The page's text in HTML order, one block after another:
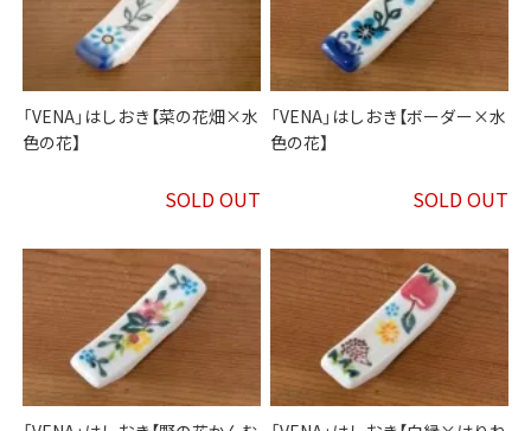
「VENA」はしおき【菜の花畑×水
色の花】
SOLD OUT
「VENA」はしおき【ボーダー×水
色の花】
SOLD OUT